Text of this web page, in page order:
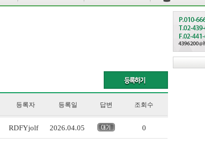
등록자 등록일 답변 조회수
RDFYjolf 2026.04.05 0